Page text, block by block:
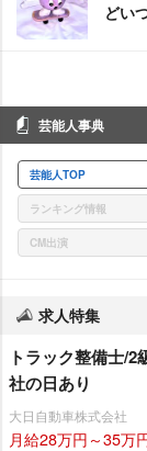
どい
芸能人事典
芸能人TOP
ランキング情報
CM出演
求人特集
トラック整備士/
社の日あり
大日自動車株式会社
月給28万円～35万